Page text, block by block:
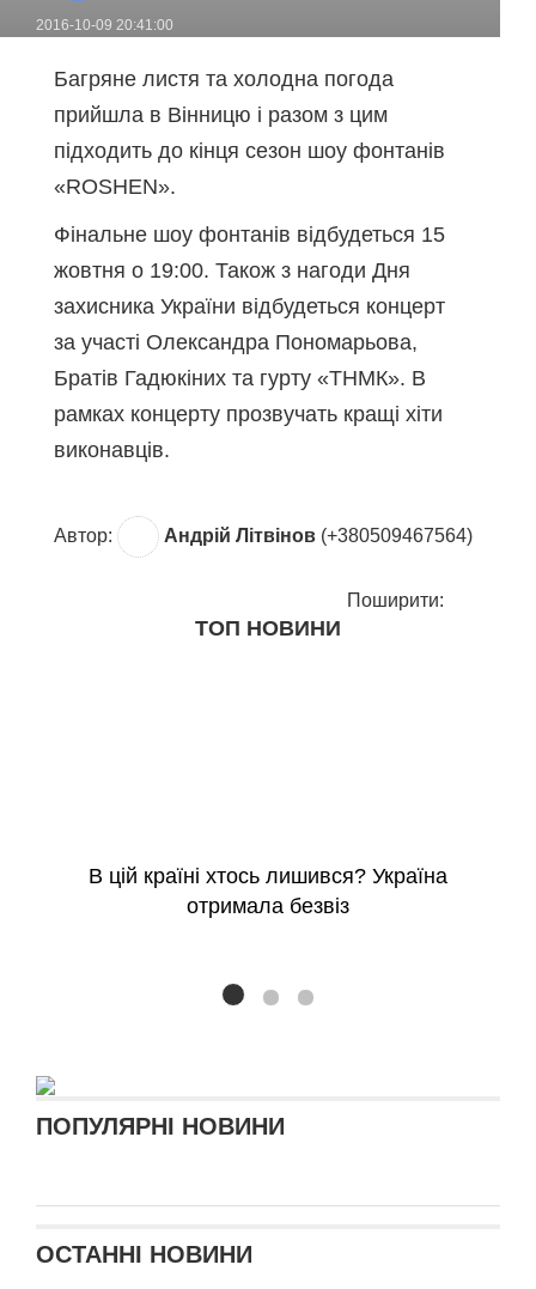
2016-10-09 20:41:00
Багряне листя та холодна погода
прийшла в Вінницю і разом з цим
підходить до кінця сезон шоу фонтанів
«ROSHEN».
Фінальне шоу фонтанів відбудеться 15
жовтня о 19:00. Також з нагоди Дня
захисника України відбудеться концерт
за участі Олександра Пономарьова,
Братів Гадюкіних та гурту «ТНМК». В
рамках концерту прозвучать кращі хіти
виконавців.
Автор: Андрій Літвінов (+380509467564)
Поширити:
ТОП НОВИНИ
В цій країні хтось лишився? Україна
отримала безвіз
ПОПУЛЯРНІ НОВИНИ
ОСТАННІ НОВИНИ